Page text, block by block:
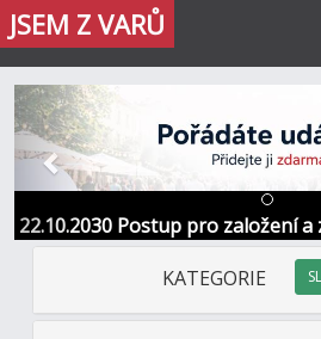
JSEM Z VARŮ
22.10.2030 Postup pro založení
Informace / kontakt
Předchozí
KATEGORIE